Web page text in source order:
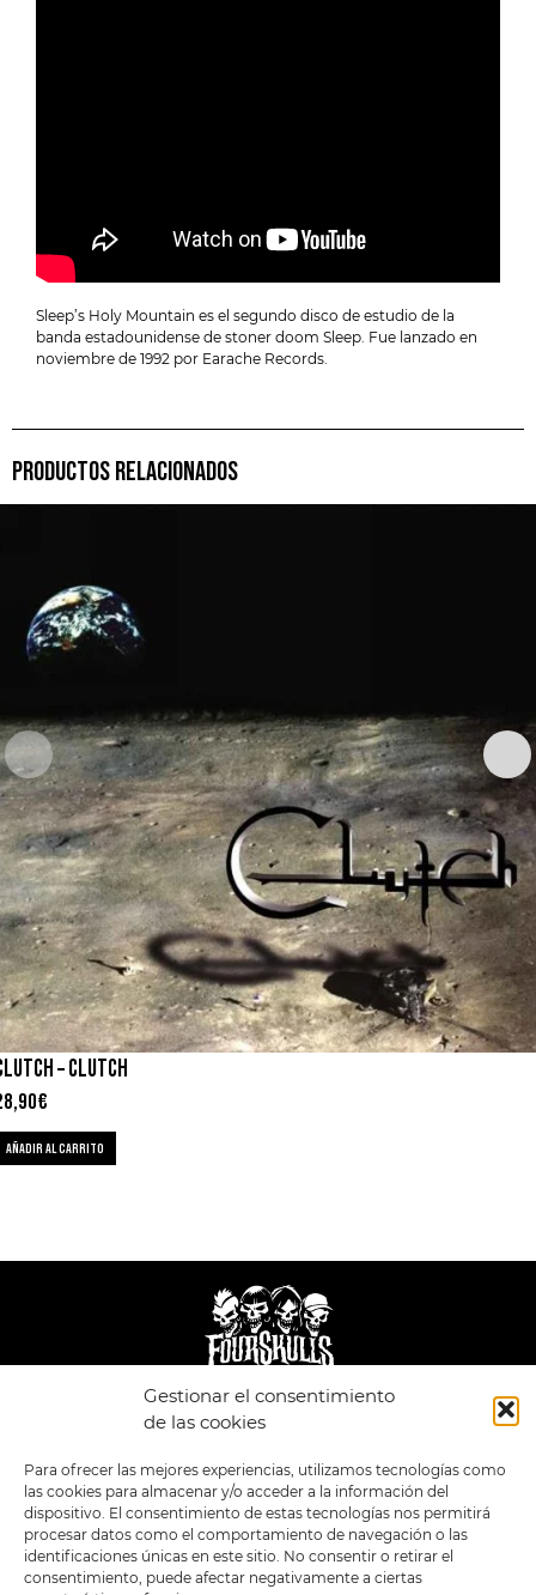
Gestionar el consentimiento
de las cookies
Para ofrecer las mejores experiencias, utilizamos tecnologías como
las cookies para almacenar y/o acceder a la información del
dispositivo. El consentimiento de estas tecnologías nos permitirá
procesar datos como el comportamiento de navegación o las
identificaciones únicas en este sitio. No consentir o retirar el
consentimiento, puede afectar negativamente a ciertas
Sleep’s Holy Mountain es el segundo disco de estudio de la
banda estadounidense de stoner doom Sleep. Fue lanzado en
noviembre de 1992 por Earache Records.
PRODUCTOS RELACIONADOS
– CLUTCH
€
AÑADIR AL CARRITO
PRIVACIDAD
TÉRMINOS Y
CONDICIONES
GENERALES DE LA
VENTA
FORMATOS
PREVENTAS
OFERTAS
MERCHANDISING
FOUR SKULLS